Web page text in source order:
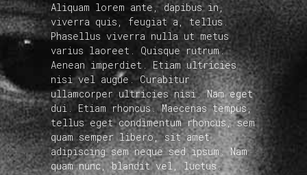
Aliquam lorem ante, dapibus in,
viverra quis, feugiat a, tellus.
Phasellus viverra nulla ut metus
varius laoreet. Quisque rutrum.
Aenean imperdiet. Etiam ultricies
nisi vel augue. Curabitur
ullamcorper ultricies nisi. Nam eget
dui. Etiam rhoncus. Maecenas tempus,
tellus eget condimentum rhoncus, sem
quam semper libero, sit amet
adipiscing sem neque sed ipsum. Nam
quam nunc, blandit vel, luctus.